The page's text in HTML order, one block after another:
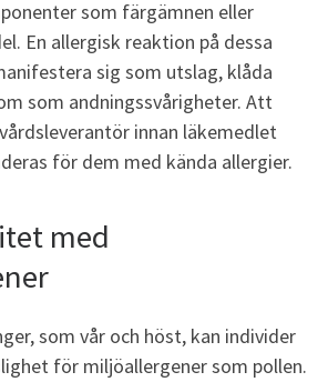
som färgämnen eller
En allergisk reaktion på dessa
sig som utslag, klåda
som andningssvårigheter. Att
innan läkemedlet
för dem med kända allergier.
med
som vår och höst, kan individer
för miljöallergener som pollen.